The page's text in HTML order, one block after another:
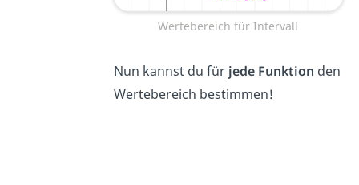
Wertebereich für Intervall
Nun kannst du fürjede Funktion den
Wertebereich bestimmen!